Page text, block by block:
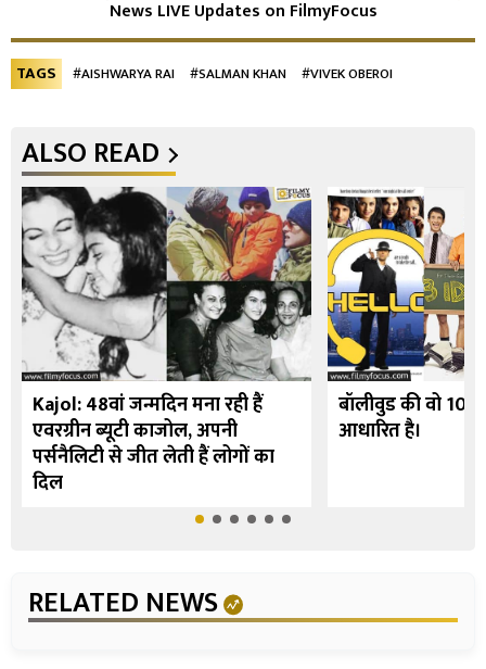
News LIVE Updates on FilmyFocus
TAGS #AISHWARYA RAI #SALMAN KHAN #VIVEK OBEROI
ALSO READ
Kajol: 48वां जन्मदिन मना रही हैं
एवरग्रीन ब्यूटी काजोल, अपनी
पर्सनैलिटी से जीत लेती हैं लोगों का
दिल
बॉलीवुड की वो 10
आधारित है।
RELATED NEWS